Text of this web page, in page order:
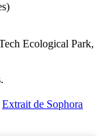
Ecological Park,
Extrait de Sophora